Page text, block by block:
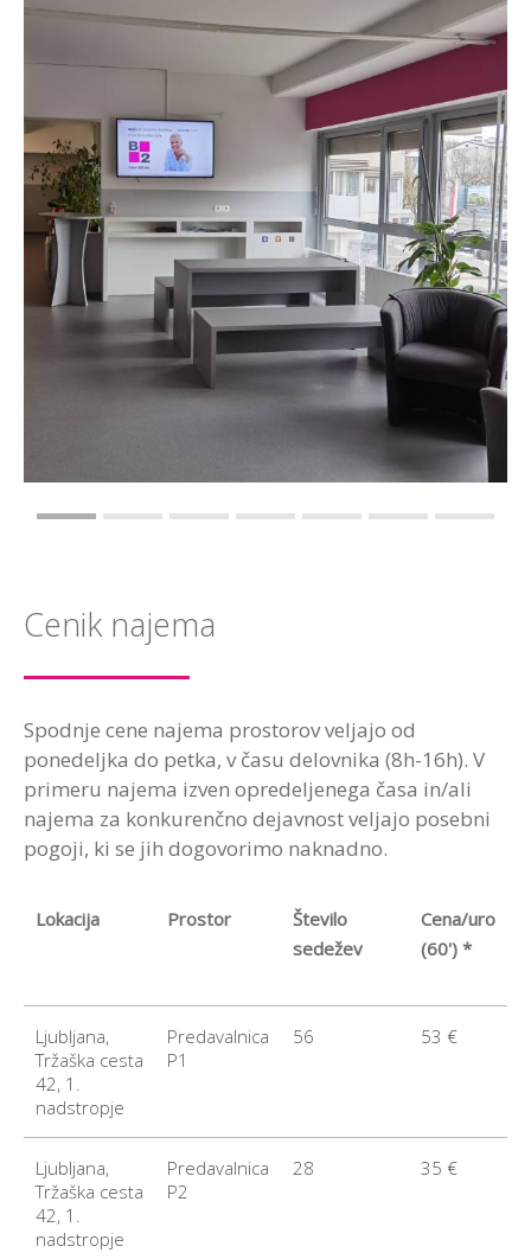
Cenik najema
Spodnje cene najema prostorov veljajo od
ponedeljka do petka, v času delovnika (8h-16h). V
primeru najema izven opredeljenega časa in/ali
najema za konkurenčno dejavnost veljajo posebni
pogoji, ki se jih dogovorimo naknadno.
Lokacija Prostor
Število
sedežev
Cena/uro
(60') *
Ljubljana,
Tržaška cesta
42, 1.
nadstropje
Predavalnica
P1
56 53 €
Ljubljana,
Tržaška cesta
42, 1.
nadstropje
Predavalnica
P2
28 35 €